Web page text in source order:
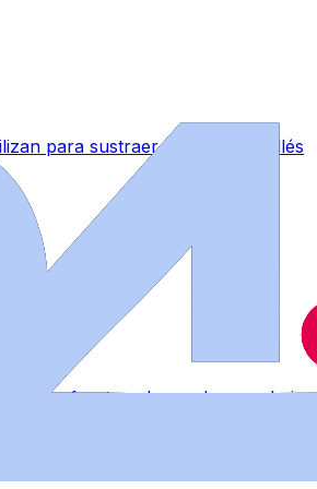
para sustraer otro en La Vellés
un fuerte golpe en la nuca